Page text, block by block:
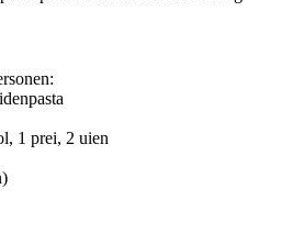
1 prei, 2 uien